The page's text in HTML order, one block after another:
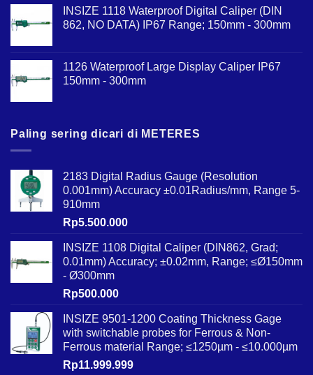
INSIZE 1118 Waterproof Digital Caliper (DIN
862, NO DATA) IP67 Range; 150mm - 300mm
1126 Waterproof Large Display Caliper IP67
150mm - 300mm
Paling sering dicari di METERES
2183 Digital Radius Gauge (Resolution
0.001mm) Accuracy ±0.01Radius/mm, Range 5-
910mm
Rp5.500.000
INSIZE 1108 Digital Caliper (DIN862, Grad;
0.01mm) Accuracy; ±0.02mm, Range; ≤Ø150mm
- Ø300mm
Rp500.000
INSIZE 9501-1200 Coating Thickness Gage
with switchable probes for Ferrous & Non-
Ferrous material Range; ≤1250µm - ≤10.000µm
Rp11.999.999